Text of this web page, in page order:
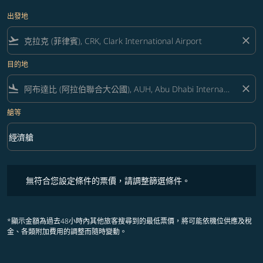
出發地
flight_takeoff close
目的地
flight_land close
艙等
艙等 option 經濟艙 Selected
經濟艙
keyboard_arrow_down
無符合您設定條件的票價，請調整篩選條件。
*顯示金額為過去48小時內其他旅客搜尋到的最低票價，將可能依機位供應及稅
金、各類附加費用的調整而隨時變動。